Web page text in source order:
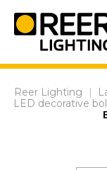
content
Reer Lighting |
LED decorative